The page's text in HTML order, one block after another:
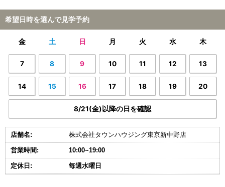
希望日時を選んで見学予約
金 土 日 月 火 水 木
7 8 9 10 11 12 13
14 15 16 17 18 19 20
8/21(金)以降の日を確認
店舗名: 株式会社タウンハウジング東京新中野店
営業時間: 10:00~19:00
定休日: 毎週水曜日